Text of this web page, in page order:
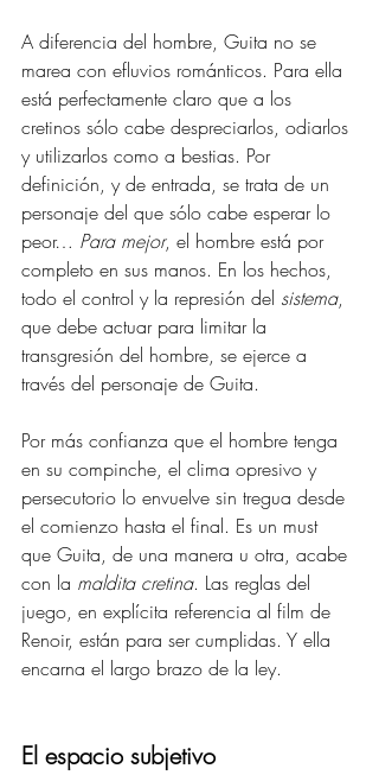
A diferencia del hombre, Guita no se
marea con efluvios románticos. Para ella
está perfectamente claro que a los
cretinos sólo cabe despreciarlos, odiarlos
y utilizarlos como a bestias. Por
definición, y de entrada, se trata de un
personaje del que sólo cabe esperar lo
peor… Para mejor, el hombre está por
completo en sus manos. En los hechos,
todo el control y la represión del sistema,
que debe actuar para limitar la
transgresión del hombre, se ejerce a
través del personaje de Guita.
Por más confianza que el hombre tenga
en su compinche, el clima opresivo y
persecutorio lo envuelve sin tregua desde
el comienzo hasta el final. Es un must
que Guita, de una manera u otra, acabe
con la maldita cretina. Las reglas del
juego, en explícita referencia al film de
Renoir, están para ser cumplidas. Y ella
encarna el largo brazo de la ley.
El espacio subjetivo